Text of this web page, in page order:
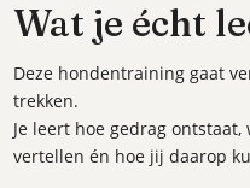
Wat je écht
Deze hondentraining gaat
trekken.
Je leert hoe gedrag
vertellen én hoe jij daarop